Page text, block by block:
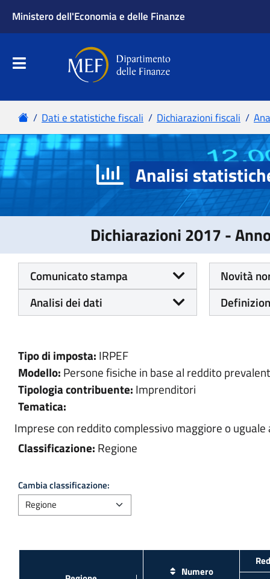
Analisi
Dichiarazioni 2017 -
Comunicato stampa
Novità
Analisi dei dati
Tipo di imposta: IRPEF
Modello: Persone fisiche in base al reddito
Tipologia contribuente: Imprenditori
Tematica:
Imprese con reddito complessivo maggiore o
Classificazione: Regione
Cambia classificazione:
Numero